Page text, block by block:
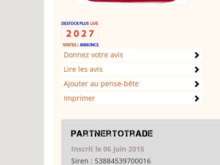
Donnez votre avis
Lire les avis
Ajouter au pense-bête
Imprimer
partnertotrade
Inscrit le 06 juin 2015
Siren : 53884539700016